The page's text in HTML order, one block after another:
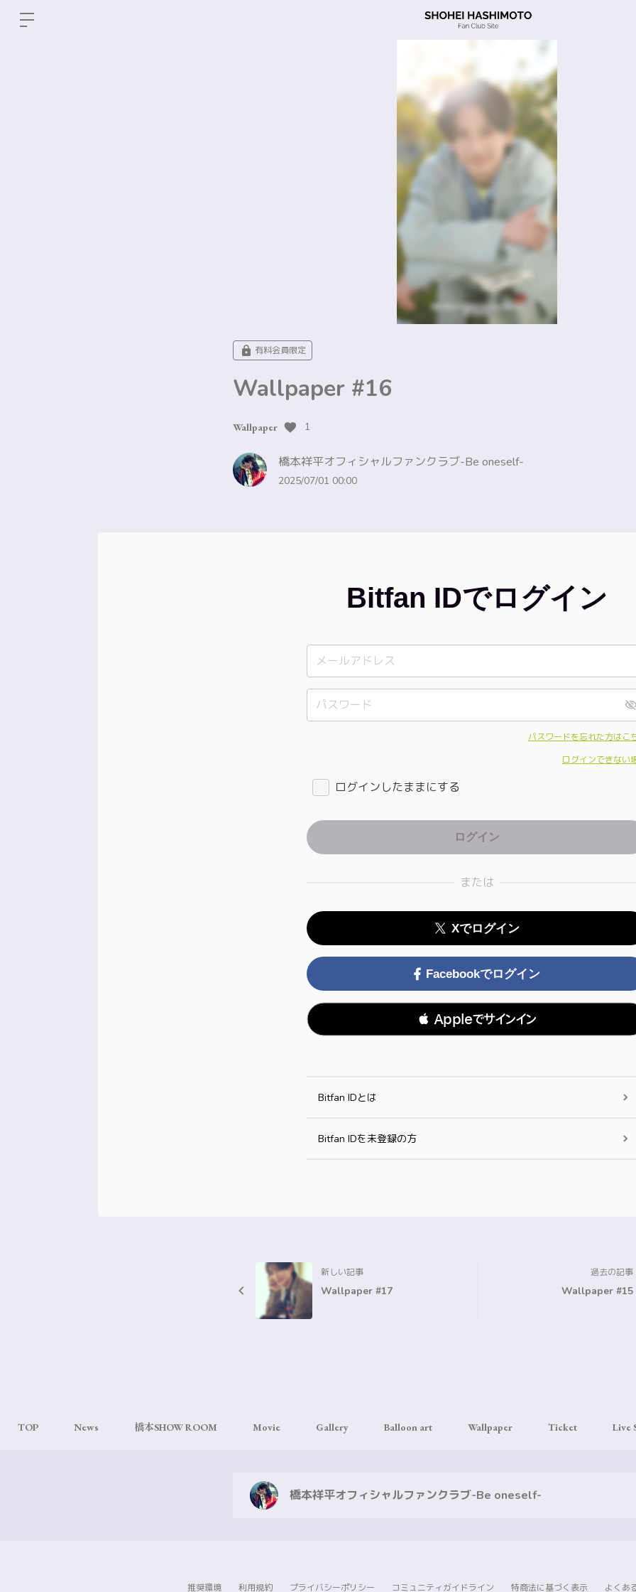
有料会員限定
Wallpaper #16
Wallpaper 1
橋本祥平オフィシャルファンクラブ-Be oneself-
2025/07/01 00:00
Bitfan IDでログイン
パスワードを忘れた方はこ
ログインできない
ログインしたままにする
または
Xでログイン
Facebookでログイン
 Appleでサインイン
Bitfan IDとは
Bitfan IDを未登録の方
新しい記事
Wallpaper #17
過去の記事
Wallpaper #15
TOP News 橋本SHOW ROOM Movie Gallery Balloon art Wallpaper Ticket Live
橋本祥平オフィシャルファンクラブ-Be oneself-
推奨環境 利用規約 プライバシーポリシー コミュニティガイドライン 特商法に基づく表示 よくあ